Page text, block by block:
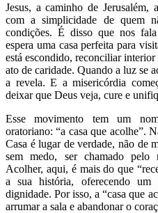
Jesus, a caminho de
com a simplicidade de quem
condições. É disso que nos
espera uma casa perfeita para
está escondido, reconciliar
ato de caridade. Quando a luz se
a revela. E a misericórdia
deixar que Deus veja, cure e
Esse movimento tem um
oratoriano: “a casa que acolhe”.
Casa é lugar de verdade, não de
sem medo, ser chamado pelo
Acolher, aqui, é mais do que
a sua história, oferecendo
dignidade. Por isso, a “casa que
arrumar a sala e abandonar o